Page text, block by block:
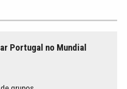
Portugal no Mundial